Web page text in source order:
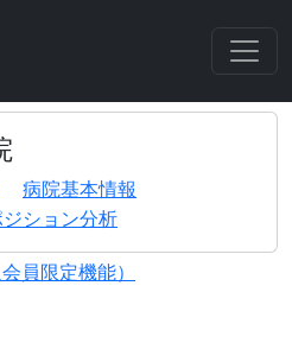
病院基本情報
ション分析
員限定機能）